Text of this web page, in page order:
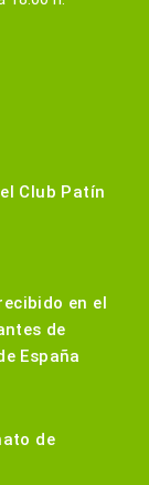
Club Patín
en el
de
España
de